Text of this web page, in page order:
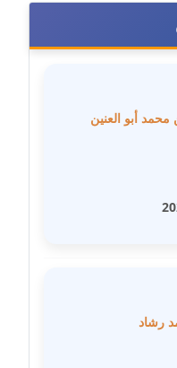
أبو العنين
رشاد